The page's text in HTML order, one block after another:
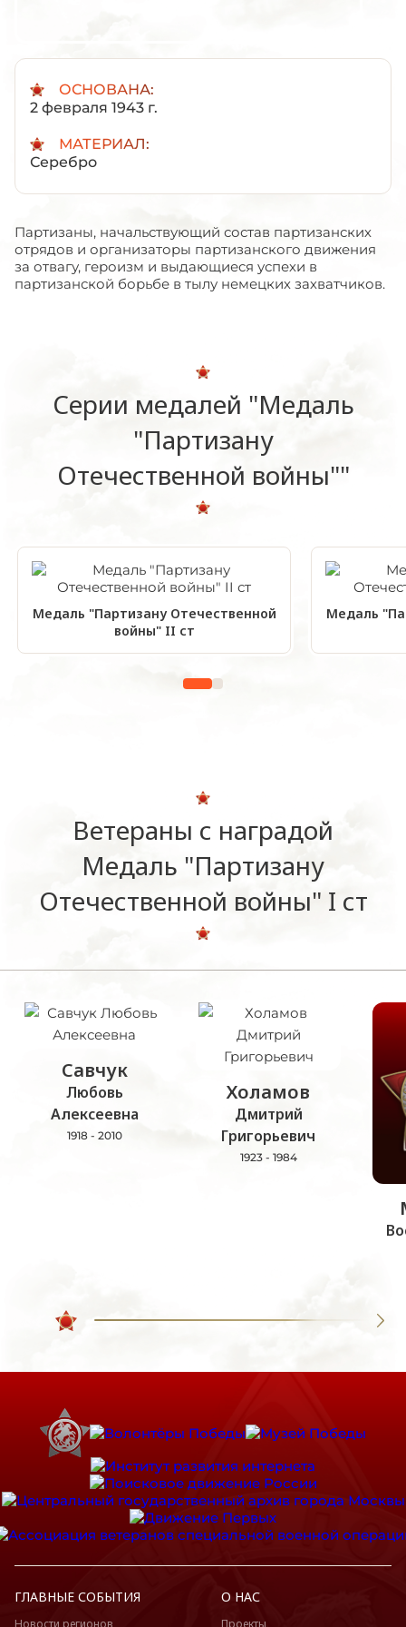
ОСНОВАНА:
2 февраля 1943 г.
МАТЕРИАЛ:
Серебро
Партизаны, начальствующий состав партизанских
отрядов и организаторы партизанского движения
за отвагу, героизм и выдающиеся успехи в
партизанской борьбе в тылу немецких захватчиков.
Серии медалей "Медаль
"Партизану
Отечественной войны""
Медаль "Партизану Отечественной
войны" II ст
Медаль
Ветераны с наградой
Медаль "Партизану
Отечественной войны" I ст
Савчук
Любовь
Алексеевна
1918 - 2010
Холамов
Дмитрий
Григорьевич
1923 - 1984
ГЛАВНЫЕ СОБЫТИЯ О НАС